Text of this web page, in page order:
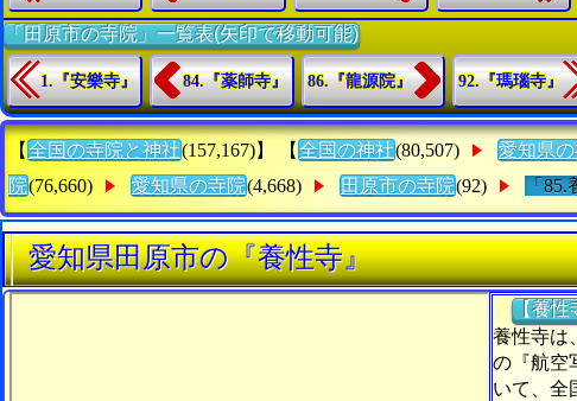
「田原市の寺院」一覧表(矢印で移動可能)
1.『安樂寺』 84.『薬師寺』 86.『龍源院』 92.『瑪瑙寺』
【 全国の寺院と神社(157,167)】 【 全国の神社(80,507) 愛知県
院(76,660) 愛知県の寺院(4,668) 田原市の寺院(92) 「85.
愛知県田原市の『養性寺』
【養性
養性寺は
の『航空
いて、全